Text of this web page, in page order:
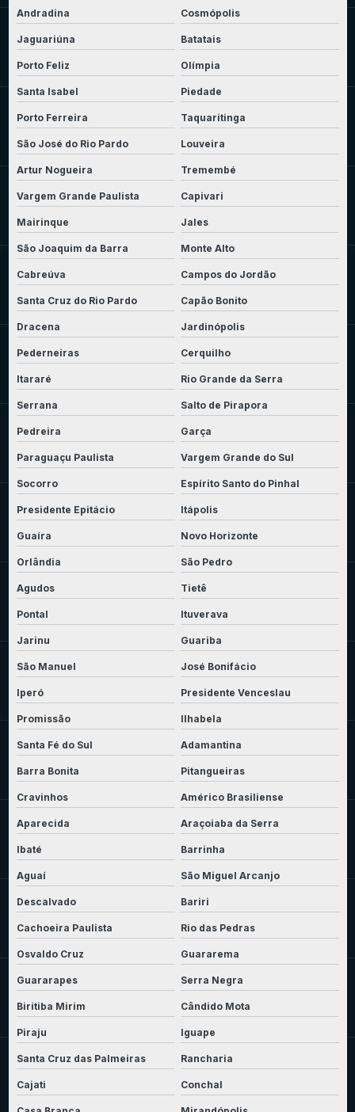
Andradina Cosmópolis
Jaguariúna Batatais
Porto Feliz Olímpia
Santa Isabel Piedade
Porto Ferreira Taquaritinga
São José do Rio Pardo Louveira
Artur Nogueira Tremembé
Vargem Grande Paulista Capivari
Mairinque Jales
São Joaquim da Barra Monte Alto
Cabreúva Campos do Jordão
Santa Cruz do Rio Pardo Capão Bonito
Dracena Jardinópolis
Pederneiras Cerquilho
Itararé Rio Grande da Serra
Serrana Salto de Pirapora
Pedreira Garça
Paraguaçu Paulista Vargem Grande do Sul
Socorro Espírito Santo do Pinhal
Presidente Epitácio Itápolis
Guaíra Novo Horizonte
Orlândia São Pedro
Agudos Tietê
Pontal Ituverava
Jarinu Guariba
São Manuel José Bonifácio
Iperó Presidente Venceslau
Promissão Ilhabela
Santa Fé do Sul Adamantina
Barra Bonita Pitangueiras
Cravinhos Américo Brasiliense
Aparecida Araçoiaba da Serra
Ibaté Barrinha
Aguaí São Miguel Arcanjo
Descalvado Bariri
Cachoeira Paulista Rio das Pedras
Osvaldo Cruz Guararema
Guararapes Serra Negra
Biritiba Mirim Cândido Mota
Piraju Iguape
Santa Cruz das Palmeiras Rancharia
Cajati Conchal